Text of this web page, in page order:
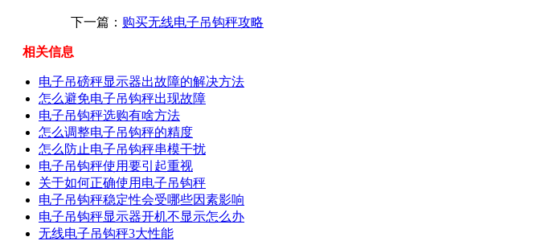
下一篇： 购买无线电子吊钩秤攻略
相关信息
电子吊磅秤显示器出故障的解决方法
怎么避免电子吊钩秤出现故障
电子吊钩秤选购有啥方法
怎么调整电子吊钩秤的精度
怎么防止电子吊钩秤串模干扰
电子吊钩秤使用要引起重视
关于如何正确使用电子吊钩秤
电子吊钩秤稳定性会受哪些因素影响
电子吊钩秤显示器开机不显示怎么办
无线电子吊钩秤3大性能